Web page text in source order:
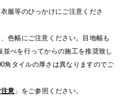
服等のひっかけにご注意くださ
色幅にご注意ください。目地幅も
べを行ってからの施工を推奨致し
角タイルの厚さは異なりますのでご
意 」をご参照ください。